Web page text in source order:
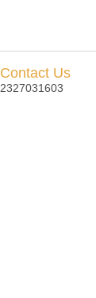
Contact Us
2327031603